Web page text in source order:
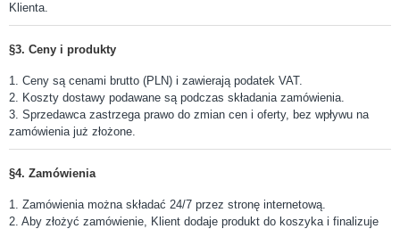
Klienta.
§3. Ceny i produkty
1. Ceny są cenami brutto (PLN) i zawierają podatek VAT.
2. Koszty dostawy podawane są podczas składania zamówienia.
3. Sprzedawca zastrzega prawo do zmian cen i oferty, bez wpływu na
zamówienia już złożone.
§4. Zamówienia
1. Zamówienia można składać 24/7 przez stronę internetową.
2. Aby złożyć zamówienie, Klient dodaje produkt do koszyka i finalizuje